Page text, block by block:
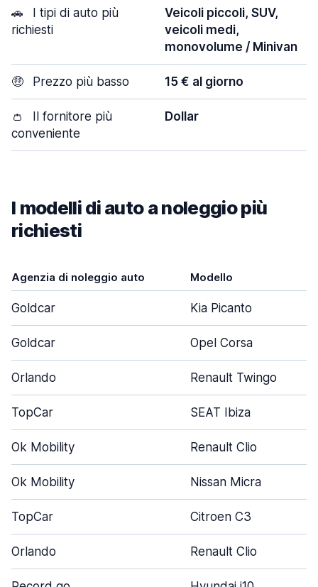
🚗
I tipi di auto più
richiesti
Veicoli piccoli, SUV,
veicoli medi,
monovolume / Minivan
🤑 Prezzo più basso 15 € al giorno
👛
Il fornitore più
conveniente
Dollar
I modelli di auto a noleggio più
richiesti
Agenzia di noleggio auto Modello
Goldcar Kia Picanto
Goldcar Opel Corsa
Orlando Renault Twingo
TopCar SEAT Ibiza
Ok Mobility Renault Clio
Ok Mobility Nissan Micra
TopCar Citroen C3
Orlando Renault Clio